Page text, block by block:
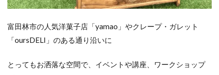
富田林市の人気洋菓子店「yamao」やクレープ・ガレット
「oursDELI」のある通り沿いに
とってもお洒落な空間で、イベントや講座、ワークショップ